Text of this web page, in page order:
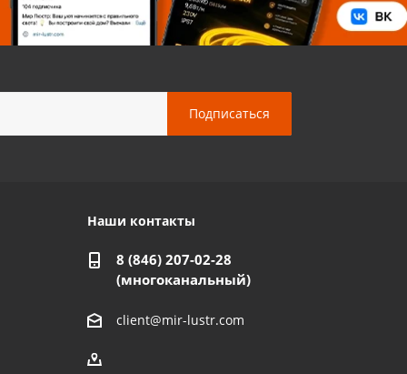
Наши контакты
8 (846) 207-02-28
(многоканальный)
client@mir-lustr.com